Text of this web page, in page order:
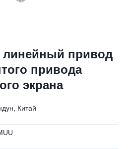
привод
привода
экрана
Китай